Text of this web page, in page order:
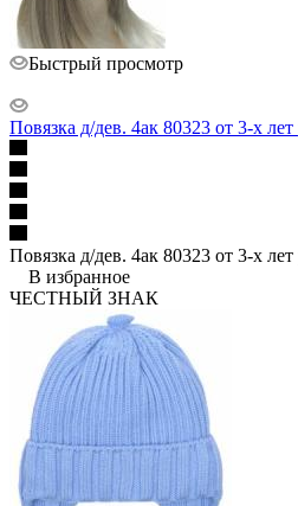
Быстрый просмотр
Повязка д/дев. 4ак 80323 от 3-х
Повязка д/дев. 4ак 80323 от 3-х
В избранное
ЧЕСТНЫЙ ЗНАК